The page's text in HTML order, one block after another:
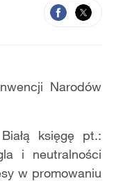
Narodów
księgę pt.:
i neutralności
w promowaniu